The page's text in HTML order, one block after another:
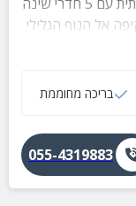
אל הנוף הגלילי
בריכה מחוממת
055-4319883